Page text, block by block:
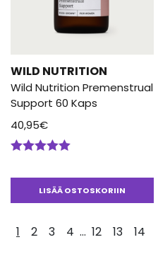
WILD NUTRITION
Wild Nutrition Premenstrual
Support 60 Kaps
40,95€
LISÄÄ OSTOSKORIIN
1 2 3 4 … 12 13 14